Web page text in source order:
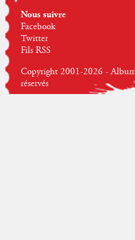
Nous suivre
Facebook
Twitter
Fils RSS
Copyright 2001-2026 -
réservés